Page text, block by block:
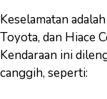
Keselamatan
Toyota, dan Hiace
Kendaraan ini
canggih, seperti: